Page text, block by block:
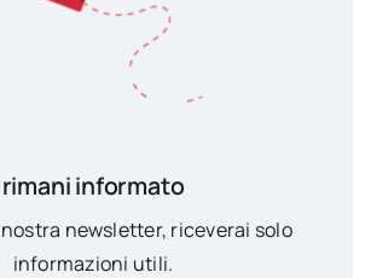
rimani informato
newsletter, riceverai solo
informazioni utili.